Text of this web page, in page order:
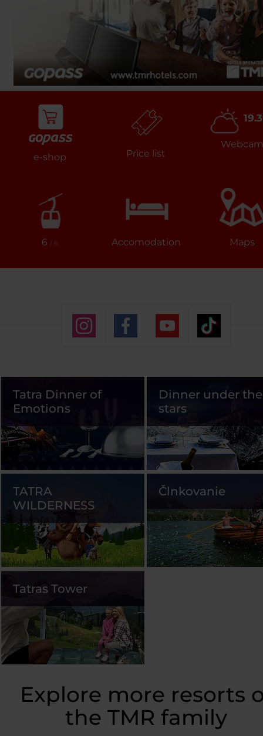
e-shop Price list
19.3
Webcam
6 / 6 Accomodation Maps
Tatra Dinner of
Emotions
Dinner under the
stars
TATRA
WILDERNESS
Člnkovanie
Tatras Tower
Explore more resorts
the TMR family